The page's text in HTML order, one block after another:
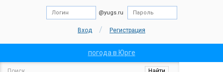
@yugs.ru
Вход / Регистрация
погода в Юрге